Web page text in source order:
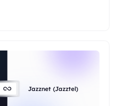
Jazznet (Jazztel)